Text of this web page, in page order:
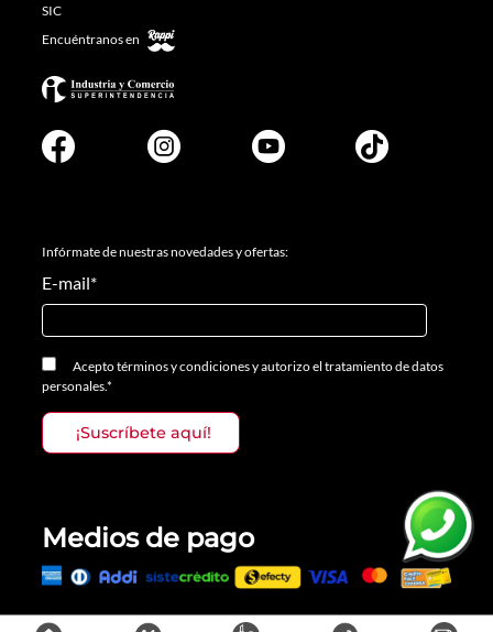
SIC
Encuéntranos en
Infórmate de nuestras novedades y ofertas:
E-mail*
Aceptotérminos y condicionesyautorizo el tratamiento de datos
personales.*
Medios de pago
Todos los derechos reservados, Prosalon Distribuciones S.A.S., 2023